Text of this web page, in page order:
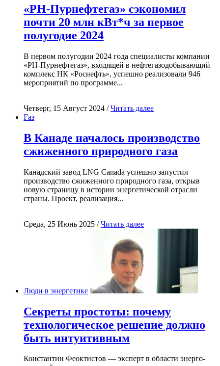
«РН-Пурнефтегаз» сэкономил
почти 20 млн кВт*ч за первое
полугодие 2024
В первом полугодии 2024 года специалисты компании
«РН-Пурнефтегаз», входящей в нефтегазодобывающий
комплекс НК «Роснефть», успешно реализовали 946
мероприятий по программе...
Четверг, 15 Август 2024 /Читать далее
Газ
В Канаде началось производство
сжиженного природного газа
Канадский завод LNG Canada успешно запустил
производство сжиженного природного газа, открыв
новую страницу в истории энергетической отрасли
страны. Проект, реализация...
Среда, 25 Июнь 2025 /Читать далее
Люди в энергетике
Секреты простоты: почему
технологическое решение должно
быть интуитивным
Константин Феоктистов — эксперт в области энерго-